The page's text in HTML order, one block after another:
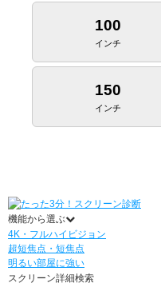
100
インチ
150
インチ
機能から選ぶ
4K・フルハイビジョン
超短焦点・短焦点
明るい部屋に強い
スクリーン詳細検索